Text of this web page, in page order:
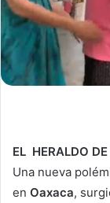
EL HERALDO
Una nueva
en Oaxaca,